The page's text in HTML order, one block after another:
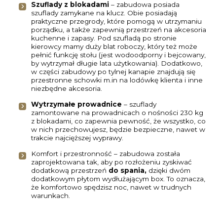
Szuflady z blokadami – zabudowa posiada
szuflady zamykane na klucz. Obie posiadają
praktyczne przegrody, które pomogą w utrzymaniu
porządku, a także zapewnią przestrzeń na akcesoria
kuchenne i zapasy. Pod szufladą po stronie
kierowcy mamy duży blat roboczy, który też może
pełnić funkcję stołu (jest wodoodporny i bejcowany,
by wytrzymał długie lata użytkowania). Dodatkowo,
w części zabudowy po tylnej kanapie znajdują się
przestronne schowki m.in na lodówkę klienta i inne
niezbędne akcesoria.
Wytrzymałe prowadnice – szuflady
zamontowane na prowadnicach o nośności 230 kg
z blokadami, co zapewnia pewność, że wszystko, co
w nich przechowujesz, będzie bezpieczne, nawet w
trakcie najcięższej wyprawy.
Komfort i przestronność – zabudowa została
zaprojektowana tak, aby po rozłożeniu zyskiwać
dodatkową przestrzeń do spania, dzięki dwóm
dodatkowym płytom wydłużającym box. To oznacza,
że komfortowo spędzisz noc, nawet w trudnych
warunkach.